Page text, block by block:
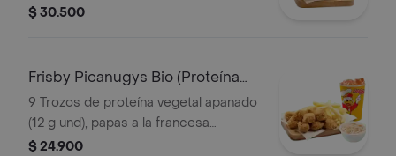
francesa mediana (60 g) y gaseosa
$ 30.500
Frisby Picanugys Bio (Proteína
Vegetal)
9 Trozos de proteína vegetal apanado
(12 g und), papas a la francesa
mediana (60 g), ensalada de repollo
$ 24.900